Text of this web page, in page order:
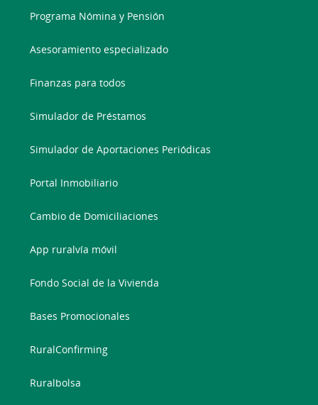
Programa Nómina y Pensión
Asesoramiento especializado
Finanzas para todos
Simulador de Préstamos
Simulador de Aportaciones Periódicas
Portal Inmobiliario
Cambio de Domiciliaciones
App ruralvía móvil
Fondo Social de la Vivienda
Bases Promocionales
RuralConfirming
Ruralbolsa